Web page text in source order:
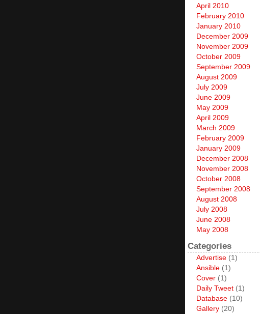
April 2010
February 2010
January 2010
December 2009
November 2009
October 2009
September 2009
August 2009
July 2009
June 2009
May 2009
April 2009
March 2009
February 2009
January 2009
December 2008
November 2008
October 2008
September 2008
August 2008
July 2008
June 2008
May 2008
Categories
Advertise (1)
Ansible (1)
Cover (1)
Daily Tweet (1)
Database (10)
Gallery (20)